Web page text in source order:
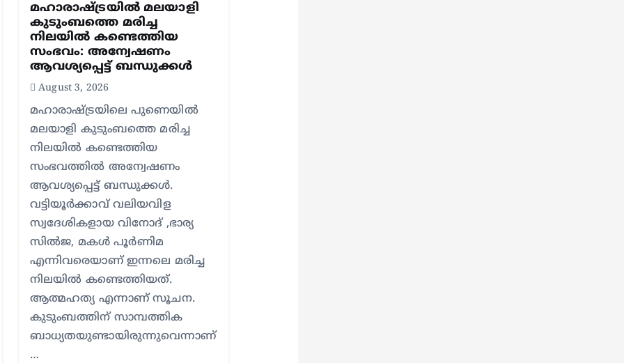
മഹാരാഷ്ട്രയിൽ മലയാളി
കുടുംബത്തെ മരിച്ച
നിലയിൽ കണ്ടെത്തിയ
സംഭവം: അന്വേഷണം
ആവശ്യപ്പെട്ട് ബന്ധുക്കൾ
August 3, 2026
മഹാരാഷ്ട്രയിലെ പുണെയിൽ
മലയാളി കുടുംബത്തെ മരിച്ച
നിലയിൽ കണ്ടെത്തിയ
സംഭവത്തിൽ അന്വേഷണം
ആവശ്യപ്പെട്ട് ബന്ധുക്കൾ.
വട്ടിയൂർക്കാവ് വലിയവിള
സ്വദേശികളായ വിനോദ് ,ഭാര്യ
സിൽജ, മകൾ പൂർണിമ
എന്നിവരെയാണ് ഇന്നലെ മരിച്ച
നിലയിൽ കണ്ടെത്തിയത്.
ആത്മഹത്യ എന്നാണ് സൂചന.
കുടുംബത്തിന് സാമ്പത്തിക
ബാധ്യതയുണ്ടായിരുന്നുവെന്നാണ്
…